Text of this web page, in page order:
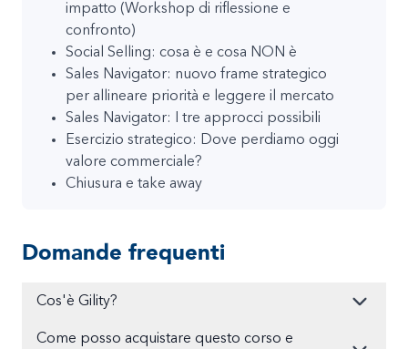
impatto (Workshop di riflessione e
confronto)
Social Selling: cosa è e cosa NON è
Sales Navigator: nuovo frame strategico
per allineare priorità e leggere il mercato
Sales Navigator: I tre approcci possibili
Esercizio strategico: Dove perdiamo oggi
valore commerciale?
Chiusura e take away
Domande frequenti
Cos'è Gility?
Come posso acquistare questo corso e